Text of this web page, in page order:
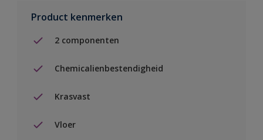
Product kenmerken
2 componenten
Chemicalienbestendigheid
Krasvast
Vloer